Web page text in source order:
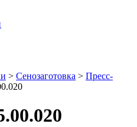
> Сенозаготовка > Пресс-